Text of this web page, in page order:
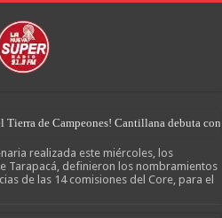
Tierra de Campeones! Cantillana debuta
realizada este miércoles, los
Tarapacá, definieron los nombramientos
de las 14 comisiones del Core, para el